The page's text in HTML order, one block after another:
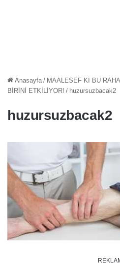
Anasayfa / MAALESEF Kİ BU
BİRİNİ ETKİLİYOR! / huzursuzbacak2
huzursuzbacak2